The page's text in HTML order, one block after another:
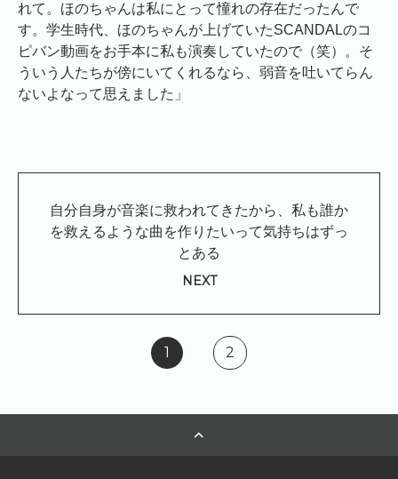
れて。ほのちゃんは私にとって憧れの存在だったんで
す。学生時代、ほのちゃんが上げていたSCANDALのコ
ピバン動画をお手本に私も演奏していたので（笑）。そ
ういう人たちが傍にいてくれるなら、弱音を吐いてらん
ないよなって思えました」
自分自身が音楽に救われてきたから、私も誰か
を救えるような曲を作りたいって気持ちはずっ
とある
NEXT
1 2